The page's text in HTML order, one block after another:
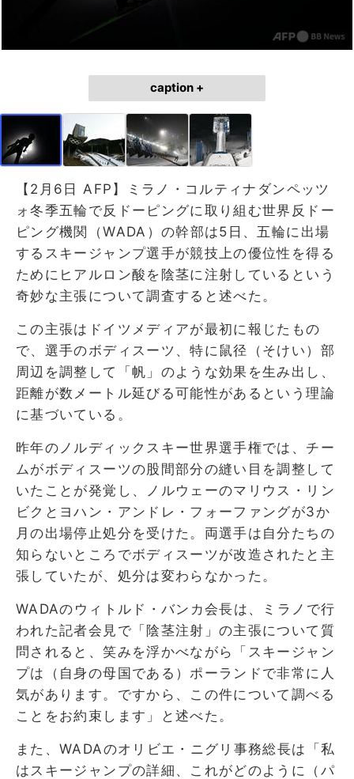
caption +
【2月6日 AFP】ミラノ・コルティナダンペッツ
ォ冬季五輪で反ドーピングに取り組む世界反ドー
ピング機関（WADA）の幹部は5日、五輪に出場
するスキージャンプ選手が競技上の優位性を得る
ためにヒアルロン酸を陰茎に注射しているという
奇妙な主張について調査すると述べた。
この主張はドイツメディアが最初に報じたもの
で、選手のボディスーツ、特に鼠径（そけい）部
周辺を調整して「帆」のような効果を生み出し、
距離が数メートル延びる可能性があるという理論
に基づいている。
昨年のノルディックスキー世界選手権では、チー
ムがボディスーツの股間部分の縫い目を調整して
いたことが発覚し、ノルウェーのマリウス・リン
ビクとヨハン・アンドレ・フォーファングが3か
月の出場停止処分を受けた。両選手は自分たちの
知らないところでボディスーツが改造されたと主
張していたが、処分は変わらなかった。
WADAのウィトルド・バンカ会長は、ミラノで行
われた記者会見で「陰茎注射」の主張について質
問されると、笑みを浮かべながら「スキージャン
プは（自身の母国である）ポーランドで非常に人
気があります。ですから、この件について調べる
ことをお約束します」と述べた。
また、WADAのオリビエ・ニグリ事務総長は「私
はスキージャンプの詳細、これがどのように（パ